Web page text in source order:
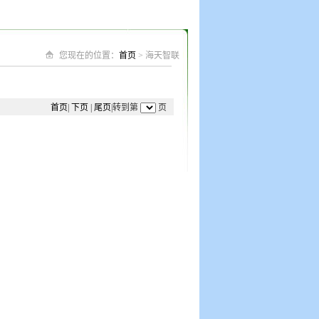
您现在的位置： 首页 > 海天智联
首页 下页 尾页 |转到第 页